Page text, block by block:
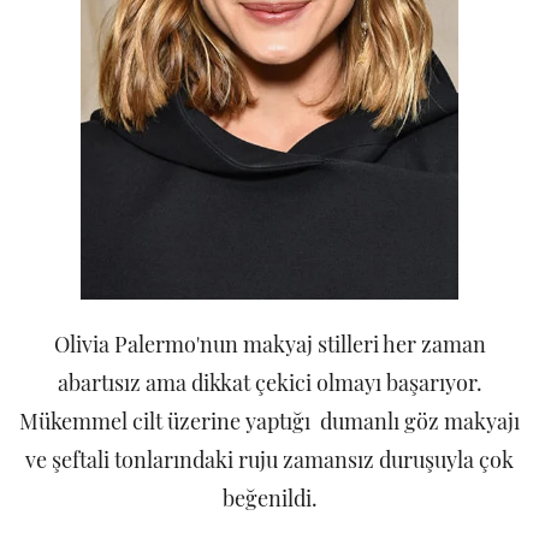
Olivia Palermo'nun makyaj stilleri her zaman
abartısız ama dikkat çekici olmayı başarıyor.
Mükemmel cilt üzerine yaptığı dumanlı göz makyajı
ve şeftali tonlarındaki ruju zamansız duruşuyla çok
beğenildi.